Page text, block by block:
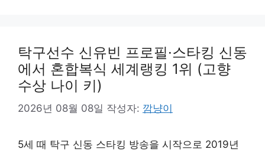
탁구선수 신유빈 프로필·스타킹 신동
에서 혼합복식 세계랭킹 1위 (고향
수상 나이 키)
2026년 08월 08일 작성자: 깜냥이
5세 때 탁구 신동 스타킹 방송을 시작으로 2019년